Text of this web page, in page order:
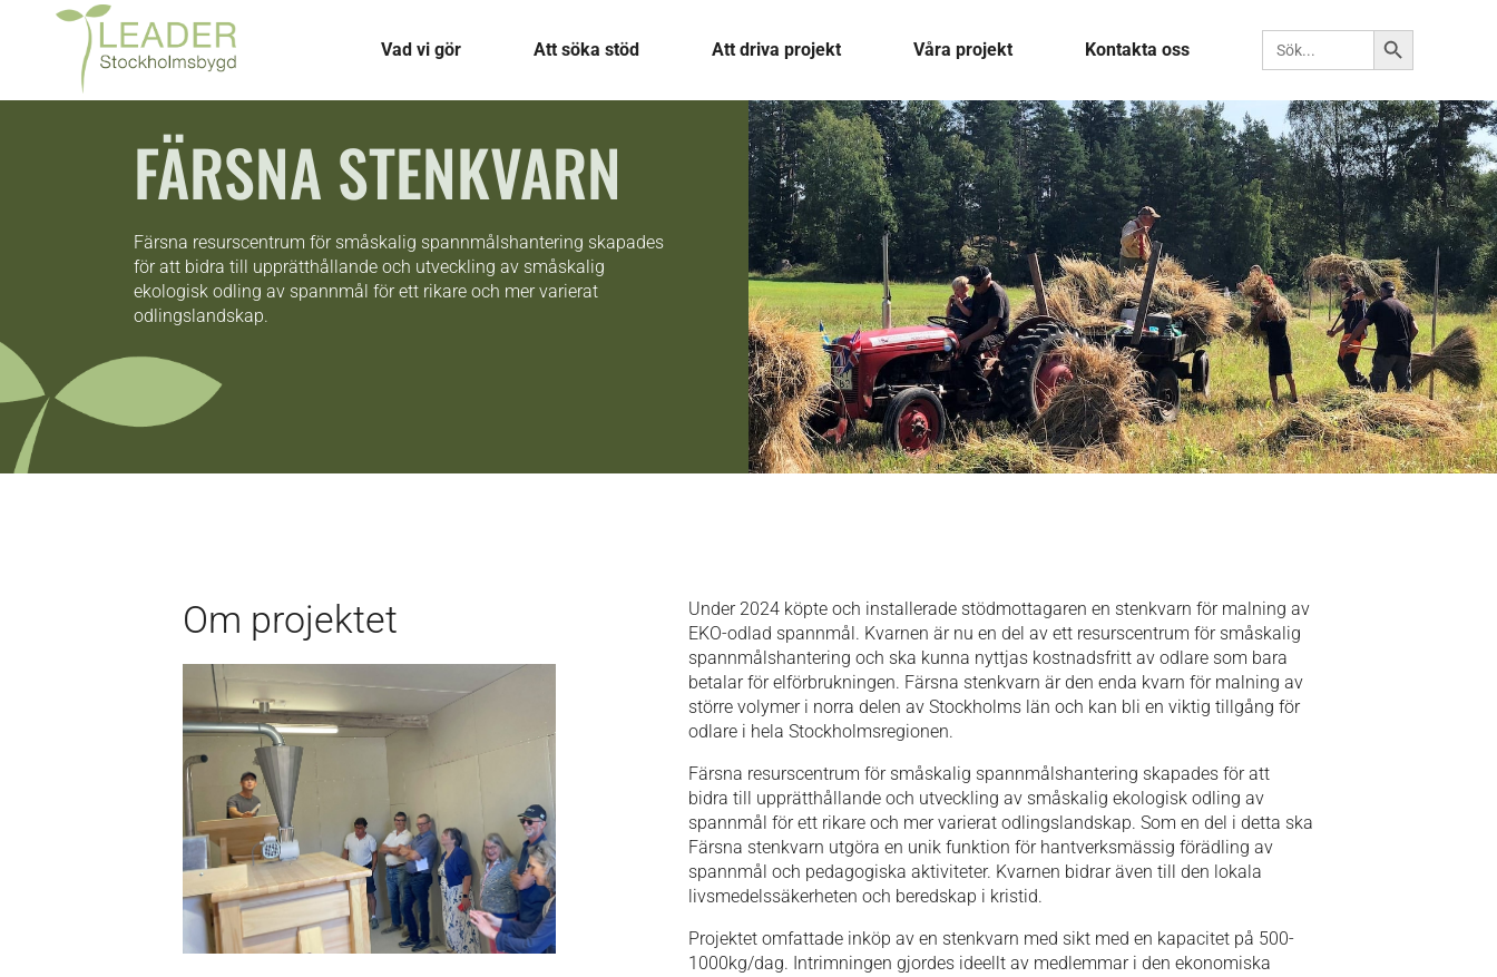
Vad vi gör Att söka stöd Att driva projekt Våra projekt Kontakta oss Sök efter: Sökknapp
FÄRSNA STENKVARN
Färsna resurscentrum för småskalig spannmålshantering skapades
för att bidra till upprätthållande och utveckling av småskalig
ekologisk odling av spannmål för ett rikare och mer varierat
odlingslandskap.
Om projektet
Under 2024 köpte och installerade stödmottagaren en stenkvarn för malning av
EKO-odlad spannmål. Kvarnen är nu en del av ett resurscentrum för småskalig
spannmålshantering och ska kunna nyttjas kostnadsfritt av odlare som bara
betalar för elförbrukningen. Färsna stenkvarn är den enda kvarn för malning av
större volymer i norra delen av Stockholms län och kan bli en viktig tillgång för
odlare i hela Stockholmsregionen.
Färsna resurscentrum för småskalig spannmålshantering skapades för att
bidra till upprätthållande och utveckling av småskalig ekologisk odling av
spannmål för ett rikare och mer varierat odlingslandskap. Som en del i detta ska
Färsna stenkvarn utgöra en unik funktion för hantverksmässig förädling av
spannmål och pedagogiska aktiviteter. Kvarnen bidrar även till den lokala
livsmedelssäkerheten och beredskap i kristid.
Projektet omfattade inköp av en stenkvarn med sikt med en kapacitet på 500-
1000kg/dag. Intrimningen gjordes ideellt av medlemmar i den ekonomiska